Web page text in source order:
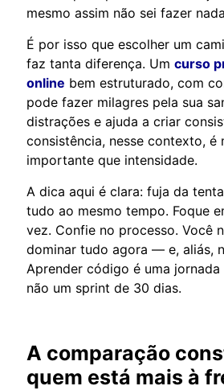
mesmo assim não sei fazer
É por isso que escolher um
faz tanta diferença. Um curso
online bem estruturado, com
pode fazer milagres pela sua
distrações e ajuda a criar
consistência, nesse contexto, é
importante que intensidade.
A dica aqui é clara: fuja da
tudo ao mesmo tempo. Foque
vez. Confie no processo. Você
dominar tudo agora — e, aliás,
Aprender código é uma
não um sprint de 30 dias.
A comparação
quem está mais à